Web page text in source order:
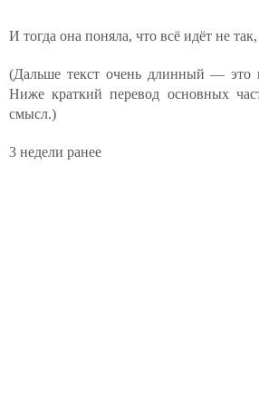
И тогда она поняла, что всё идёт не
(Дальше текст очень длинный — это
Ниже краткий перевод основных
смысл.)
3 недели ранее